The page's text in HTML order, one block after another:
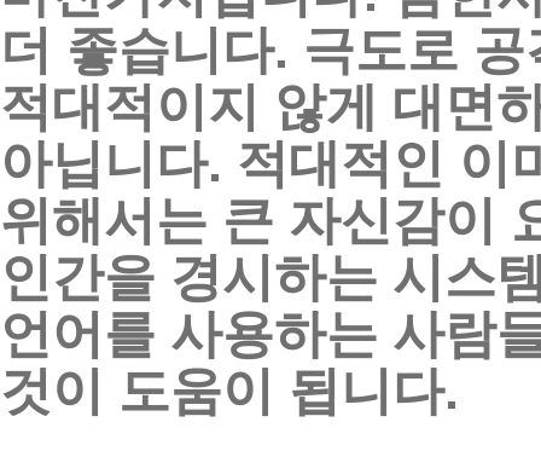
더 좋습니다. 극도로 공
적대적이지 않게 대면
아닙니다. 적대적인 이
위해서는 큰 자신감이
인간을 경시하는 시스
언어를 사용하는 사람
것이 도움이 됩니다.